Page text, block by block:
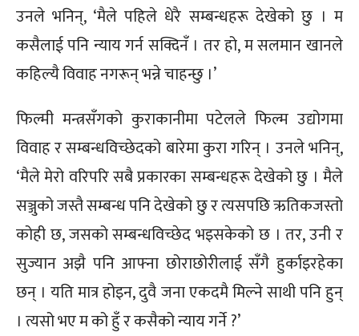
उनले भनिन्, ‘मैले पहिले धेरै सम्बन्धहरू देखेको छु । म
कसैलाई पनि न्याय गर्न सक्दिनँ । तर हो, म सलमान खानले
कहिल्यै विवाह नगरून् भन्ने चाहन्छु ।’
फिल्मी मन्त्रसँगको कुराकानीमा पटेलले फिल्म उद्योगमा
विवाह र सम्बन्धविच्छेदको बारेमा कुरा गरिन् । उनले भनिन्,
‘मैले मेरो वरिपरि सबै प्रकारका सम्बन्धहरू देखेको छु । मैले
सञ्जुको जस्तै सम्बन्ध पनि देखेको छु र त्यसपछि ऋतिकजस्तो
कोही छ, जसको सम्बन्धविच्छेद भइसकेको छ । तर, उनी र
सुज्यान अझै पनि आफ्ना छोराछोरीलाई सँगै हुर्काइरहेका
छन् । यति मात्र होइन, दुवै जना एकदमै मिल्ने साथी पनि हुन्
। त्यसो भए म को हुँ र कसैको न्याय गर्ने ?’